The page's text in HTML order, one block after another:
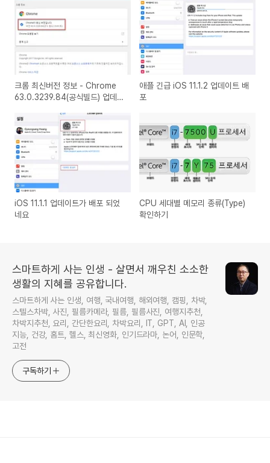
크롬 최신버전 정보 - Chrome
63.0.3239.84(공식빌드) 업데이
애플 긴급 iOS 11.1.2 업데이트 배
포
iOS 11.1.1 업데이트가 배포 되었
네요
CPU 세대별 메모리 종류(Type)
확인하기
스마트하게 사는 인생 - 살면서 깨우친 소소한
생활의 지혜를 공유합니다.
스마트하게 사는 인생, 여행, 국내여행, 해외여행, 캠핑, 차박,
스텔스차박, 사진, 필름카메라, 필름, 필름사진, 여행지추천,
차박지추천, 요리, 간단한요리, 차박요리, IT, GPT, AI, 인공
지능, 건강, 홈트, 헬스, 최신영화, 인기드라마, 논어, 인문학,
고전
구독하기